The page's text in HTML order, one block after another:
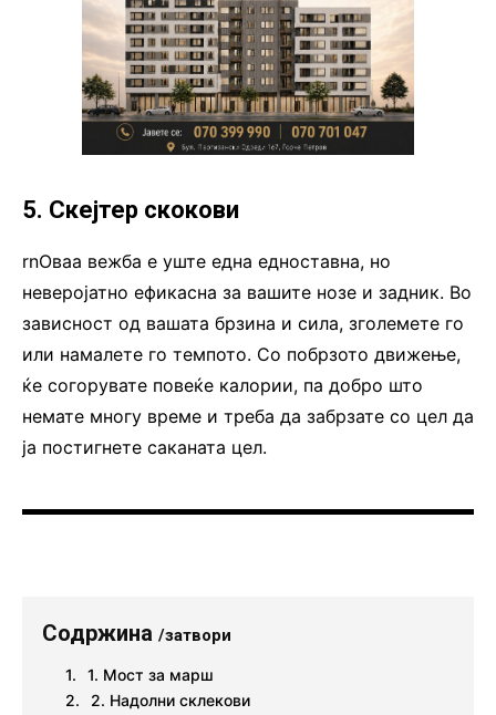
5. Скејтер скокови
rnОваа вежба е уште една едноставна, но
неверојатно ефикасна за вашите нозе и задник. Во
зависност од вашата брзина и сила, зголемете го
или намалете го темпото. Со побрзото движење,
ќе согорувате повеќе калории, па добро што
немате многу време и треба да забрзате со цел да
ја постигнете саканата цел.
Содржина /затвори
1. Мост за марш
2. Надолни склекови